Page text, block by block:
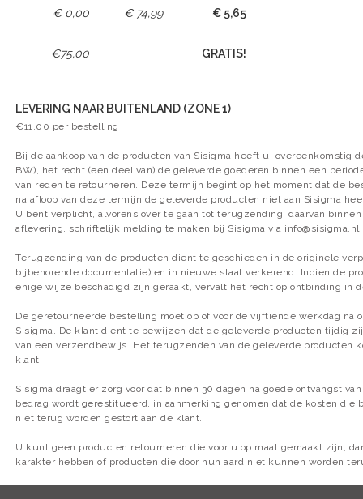
€ 0,00 € 74,99 € 5,65
€75,00 GRATIS!
LEVERING NAAR BUITENLAND (ZONE 1)
€11,00 per bestelling
Bij de aankoop van de producten van Sisigma heeft u, overeenkomstig
BW), het recht (een deel van) de geleverde goederen binnen een
van reden te retourneren. Deze termijn begint op het moment dat de
na afloop van deze termijn de geleverde producten niet aan Sisigma
U bent verplicht, alvorens over te gaan tot terugzending, daarvan
aflevering, schriftelijk melding te maken bij Sisigma via info@sisigma.nl.
Terugzending van de producten dient te geschieden in de originele
bijbehorende documentatie) en in nieuwe staat verkerend. Indien de
enige wijze beschadigd zijn geraakt, vervalt het recht op ontbinding in
De geretourneerde bestelling moet op of voor de vijftiende werkdag
Sisigma. De klant dient te bewijzen dat de geleverde producten tijdig
van een verzendbewijs. Het terugzenden van de geleverde producten
klant.
Sisigma draagt er zorg voor dat binnen 30 dagen na goede ontvangst
bedrag wordt gerestitueerd, in aanmerking genomen dat de kosten die
niet terug worden gestort aan de klant.
U kunt geen producten retourneren die voor u op maat gemaakt zijn,
karakter hebben of producten die door hun aard niet kunnen worden